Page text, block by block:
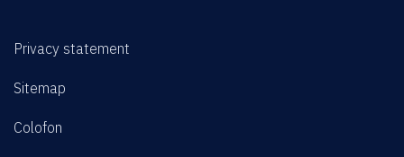
Privacy statement
Sitemap
Colofon